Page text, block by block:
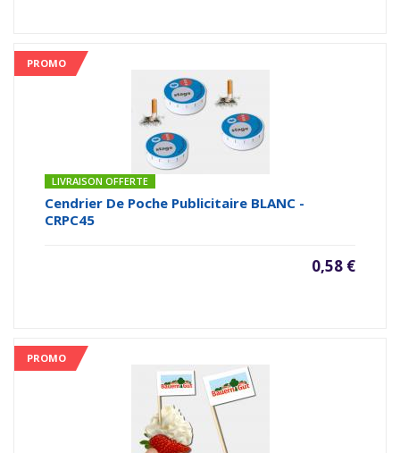
PROMO
LIVRAISON OFFERTE
Cendrier De Poche Publicitaire BLANC -
CRPC45
0,58 €
PROMO